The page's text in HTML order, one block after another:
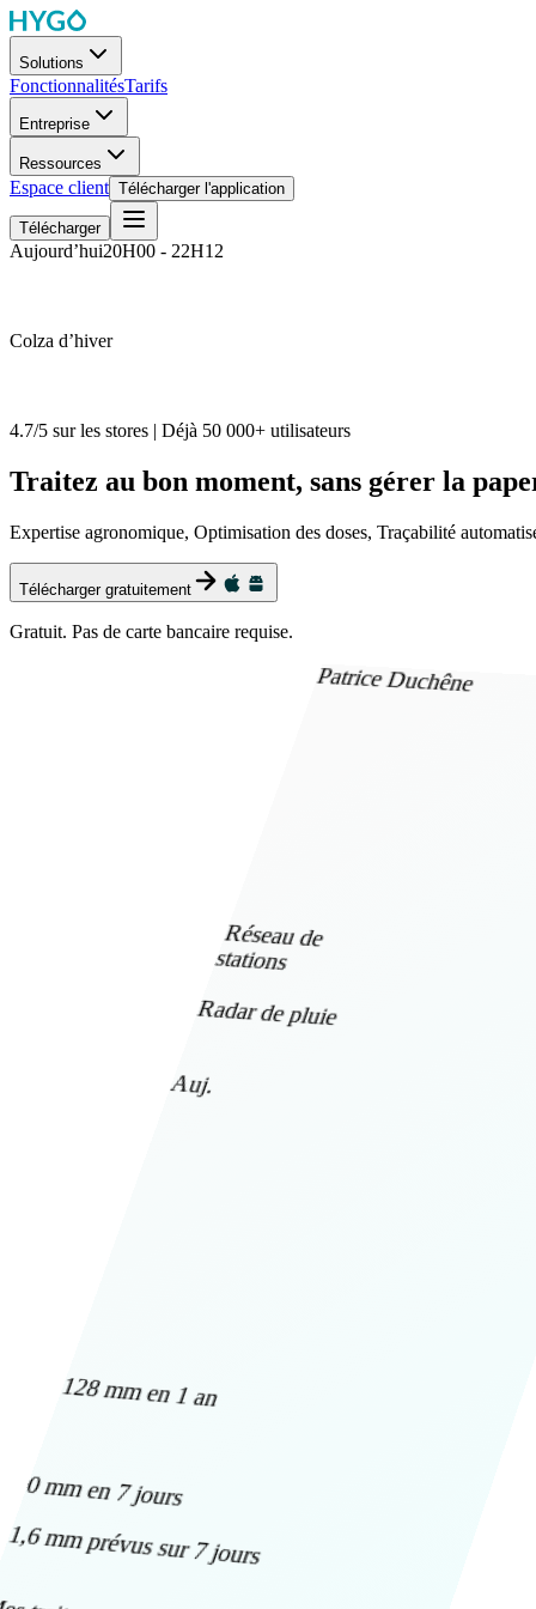
Solutions
FonctionnalitésTarifs
Entreprise
Ressources
Espace client Télécharger l'application
Télécharger
Aujourd’hui20H00 - 22H12
Colza d’hiver
4.7/5 sur les stores | Déjà 50 000+ utilisateurs
Traitez au bon moment, sans gérer la
Expertise agronomique, Optimisation des doses, Traçabilité
Télécharger gratuitement
Gratuit. Pas de carte bancaire requise.
Patrice Duchêne
Réseau de
stations
Radar de pluie
Auj.
128 mm en 1 an
0 mm en 7 jours
1,6 mm prévus sur 7 jours